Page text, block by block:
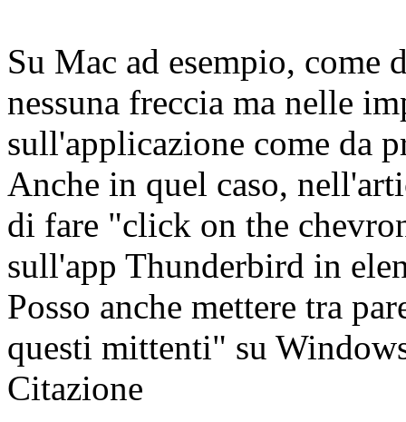
Su Mac ad esempio, come
nessuna freccia ma nelle
sull'applicazione come da
Anche in quel caso,
di fare "click on the
sull'app Thunderbird in
Posso anche mettere tra
questi mittenti" su
Citazione